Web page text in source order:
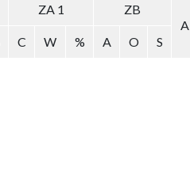
ZA 1
ZB
A
C W % A O S